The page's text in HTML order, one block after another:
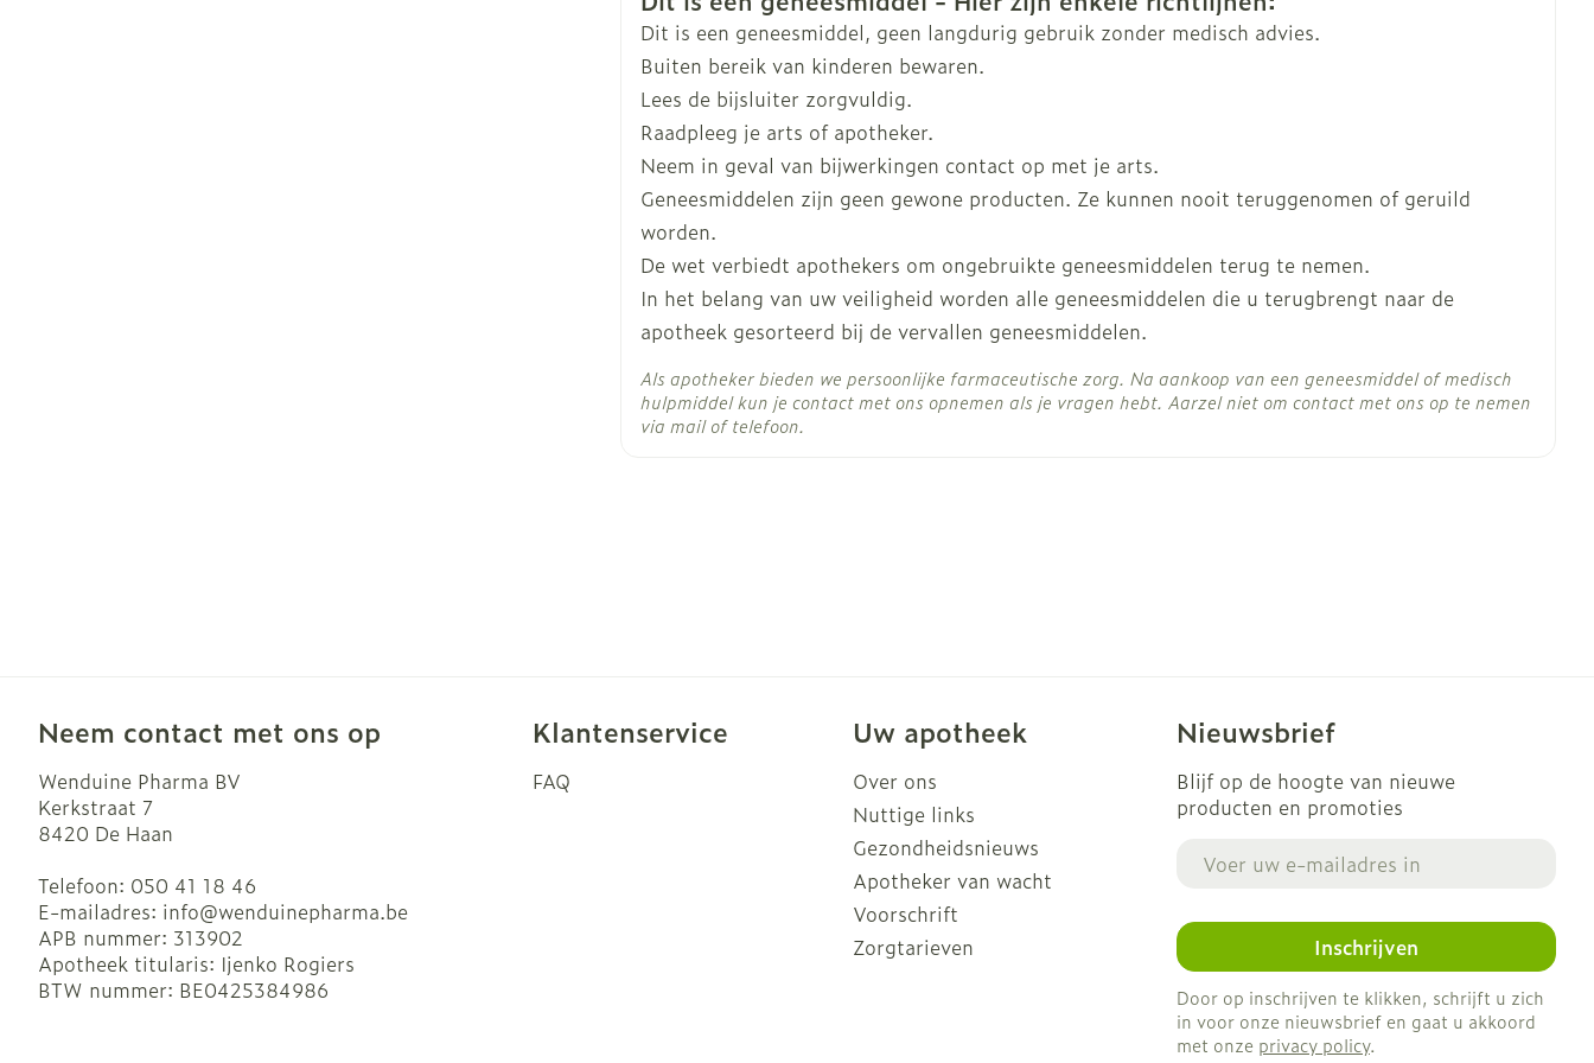
Antidepressiva die selectieve serotonineheropnameremmers of serotonine-
noradrenalineheropnameremmers worden genoemd
Rifampicine of claritromycine (twee antibiotica)
Antivirale geneesmiddelen voor aids (bijv. ritonavir)
Bepaalde geneesmiddelen voor de behandeling van epilepsie (bijv. carbamazepine, fenytoïne)
Merken Sandoz
Breedte 86 mm
Lengte 156 mm
Diepte 155 mm
Actieve
Ingrediënten
dabigatran etexilaat (onder de vorm van mesilaat)
Behoud Kamertemperatuur (15°C - 25°C)
Dit is een geneesmiddel, geen langdurig gebruik zonder medisch advies.
Buiten bereik van kinderen bewaren.
Lees de bijsluiter zorgvuldig.
Raadpleeg je arts of apotheker.
Neem in geval van bijwerkingen contact op met je arts.
Geneesmiddelen zijn geen gewone producten. Ze kunnen nooit teruggenomen of geruild
worden.
De wet verbiedt apothekers om ongebruikte geneesmiddelen terug te nemen.
In het belang van uw veiligheid worden alle geneesmiddelen die u terugbrengt naar de
apotheek gesorteerd bij de vervallen geneesmiddelen.
Als apotheker bieden we persoonlijke farmaceutische zorg. Na aankoop van een geneesmiddel of medisch
hulpmiddel kun je contact met ons opnemen als je vragen hebt. Aarzel niet om contact met ons op te nemen
via mail of telefoon.
Neem contact met ons op
Wenduine Pharma BV
Kerkstraat 7
8420 De Haan
Telefoon: 050 41 18 46
E-mailadres: info@wenduinepharma.be
APB nummer: 313902
Apotheek titularis: Ijenko Rogiers
BTW nummer: BE0425384986
Klantenservice
FAQ
Uw apotheek
Over ons
Nuttige links
Gezondheidsnieuws
Apotheker van wacht
Voorschrift
Zorgtarieven
Nieuwsbrief
Blijf op de hoogte van nieuwe
producten en promoties
Inschrijven
Door op inschrijven te klikken, schrijft u zich
in voor onze nieuwsbrief en gaat u akkoord
met onze privacy policy.